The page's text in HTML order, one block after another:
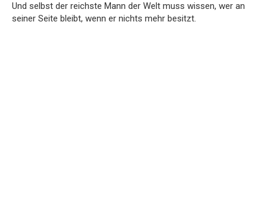
Und selbst der reichste Mann der Welt muss wissen, wer an
seiner Seite bleibt, wenn er nichts mehr besitzt.